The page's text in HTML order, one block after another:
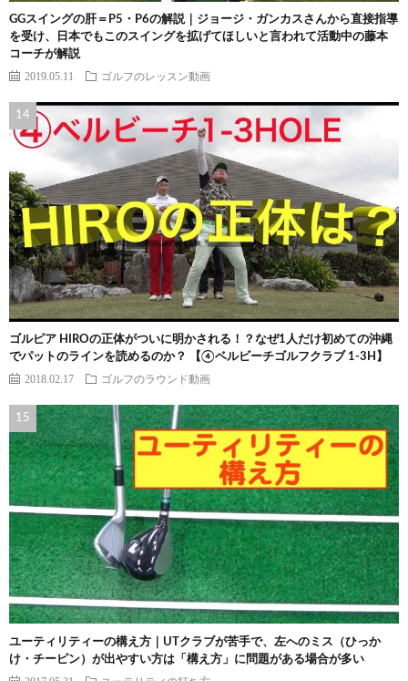
GGスイングの肝＝P5・P6の解説｜ジョージ・ガンカスさんから直接指導
を受け、日本でもこのスイングを拡げてほしいと言われて活動中の藤本
コーチが解説
2019.05.11 ゴルフのレッスン動画
ゴルピア HIROの正体がついに明かされる！？なぜ1人だけ初めての沖縄
でパットのラインを読めるのか？ 【④ベルビーチゴルフクラブ 1-3H】
2018.02.17 ゴルフのラウンド動画
ユーティリティーの構え方｜UTクラブが苦手で、左へのミス（ひっか
け・チーピン）が出やすい方は「構え方」に問題がある場合が多い